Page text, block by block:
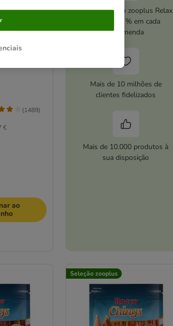
de
para
€
(1489)
ao
Ative o serviço zooplus Relax
e poupe 5 % em cada
encomenda
Mais de 10 milhões de
clientes fidelizados
Mais de 10.000 produtos à
sua disposição
Seleção zooplus